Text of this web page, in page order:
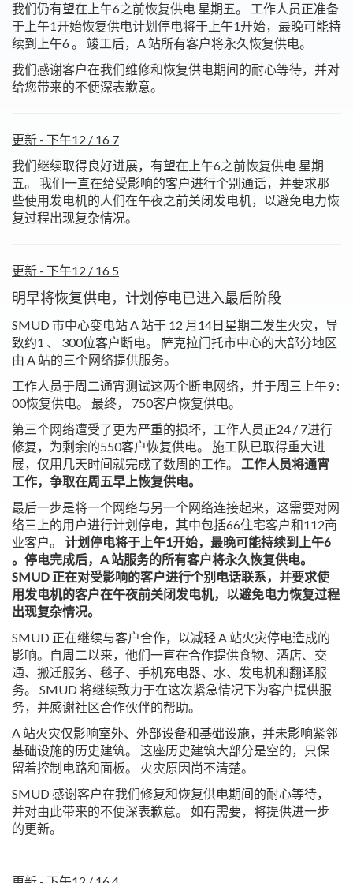
我们仍有望在上午6之前恢复供电 星期五。 工作人员正准备
于上午1开始恢复供电计划停电将于上午1开始，最晚可能持
续到上午6 。 竣工后，A 站所有客户将永久恢复供电。
我们感谢客户在我们维修和恢复供电期间的耐心等待，并对
给您带来的不便深表歉意。
更新 - 下午12 / 16 7
我们继续取得良好进展，有望在上午6之前恢复供电 星期
五。 我们一直在给受影响的客户进行个别通话，并要求那
些使用发电机的人们在午夜之前关闭发电机，以避免电力恢
复过程出现复杂情况。
更新 - 下午12 / 16 5
明早将恢复供电，计划停电已进入最后阶段
SMUD 市中心变电站 A 站于 12 月14日星期二发生火灾，导
致约1 、 300位客户断电。 萨克拉门托市中心的大部分地区
由 A 站的三个网络提供服务。
工作人员于周二通宵测试这两个断电网络，并于周三上午9 :
00恢复供电。 最终， 750客户恢复供电。
第三个网络遭受了更为严重的损坏，工作人员正24 / 7进行
修复，为剩余的550客户恢复供电。 施工队已取得重大进
展，仅用几天时间就完成了数周的工作。 工作人员将通宵
工作，争取在周五早上恢复供电。
最后一步是将一个网络与另一个网络连接起来，这需要对网
络三上的用户进行计划停电，其中包括66住宅客户和112商
业客户。 计划停电将于上午1开始，最晚可能持续到上午6
。停电完成后，A 站服务的所有客户将永久恢复供电。
SMUD 正在对受影响的客户进行个别电话联系，并要求使
用发电机的客户在午夜前关闭发电机，以避免电力恢复过程
出现复杂情况。
SMUD 正在继续与客户合作，以减轻 A 站火灾停电造成的
影响。自周二以来，他们一直在合作提供食物、酒店、交
通、搬迁服务、毯子、手机充电器、水、发电机和翻译服
务。 SMUD 将继续致力于在这次紧急情况下为客户提供服
务，并感谢社区合作伙伴的帮助。
A 站火灾仅影响室外、外部设备和基础设施， 并未影响紧邻
基础设施的历史建筑。 这座历史建筑大部分是空的，只保
留着控制电路和面板。 火灾原因尚不清楚。
SMUD 感谢客户在我们修复和恢复供电期间的耐心等待，
并对由此带来的不便深表歉意。 如有需要，将提供进一步
的更新。